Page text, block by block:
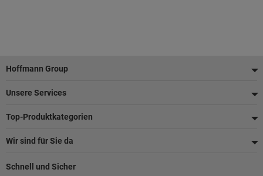
Fußzeile
Hoffmann Group
Unsere Services
Top-Produktkategorien
Wir sind für Sie da
Schnell und Sicher